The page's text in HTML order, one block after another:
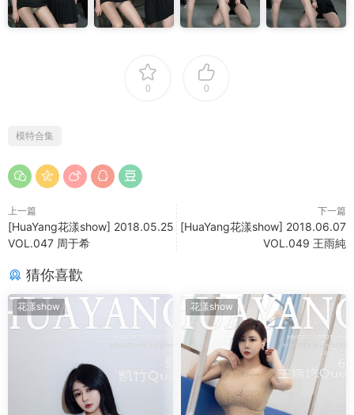
0 0
模特合集
上一篇
[HuaYang花漾show] 2018.05.25
VOL.047 周于希
下一篇
[HuaYang花漾show] 2018.06.07
VOL.049 王雨純
猜你喜歡
花漾show 花漾show